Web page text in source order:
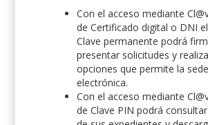
Con el acceso mediante
de Certificado digital o DNI
Clave permanente podrá
presentar solicitudes y
opciones que permite la sede
electrónica.
Con el acceso mediante
de Clave PIN podrá